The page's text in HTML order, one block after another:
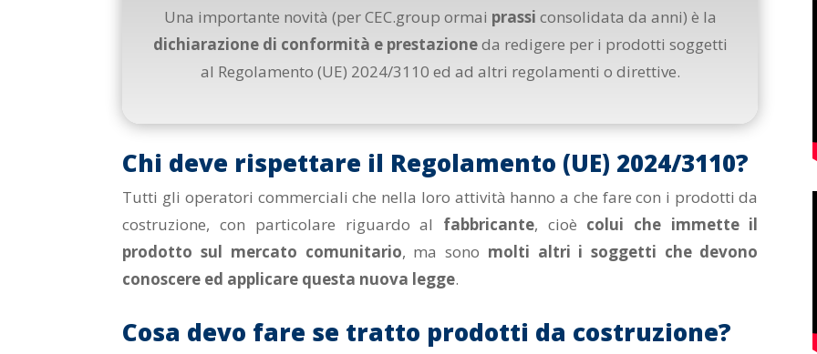
Una importante novità (per CEC.group ormai prassi consolidata da anni) è la
dichiarazione di conformità e prestazioneda redigere per i prodotti soggetti
al Regolamento (UE) 2024/3110 ed ad altri regolamenti o direttive.
Chi deve rispettare il Regolamento (UE) 2024/3110?
Tutti gli operatori commerciali che nella loro attività hanno a che fare con i prodotti da
costruzione, con particolare riguardo al fabbricante, cioè colui che immette il
prodotto sul mercato comunitario, ma sono molti altri i soggetti che devono
conoscere ed applicare questa nuova legge.
Cosa devo fare se tratto prodotti da costruzione?